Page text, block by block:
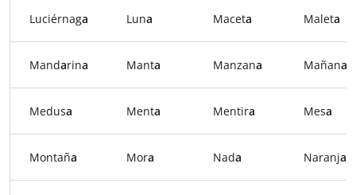
Luciérnaga Luna Maceta Maleta
Mandarina Manta Manzana Mañana
Medusa Menta Mentira Mesa
Montaña Mora Nada Naranja